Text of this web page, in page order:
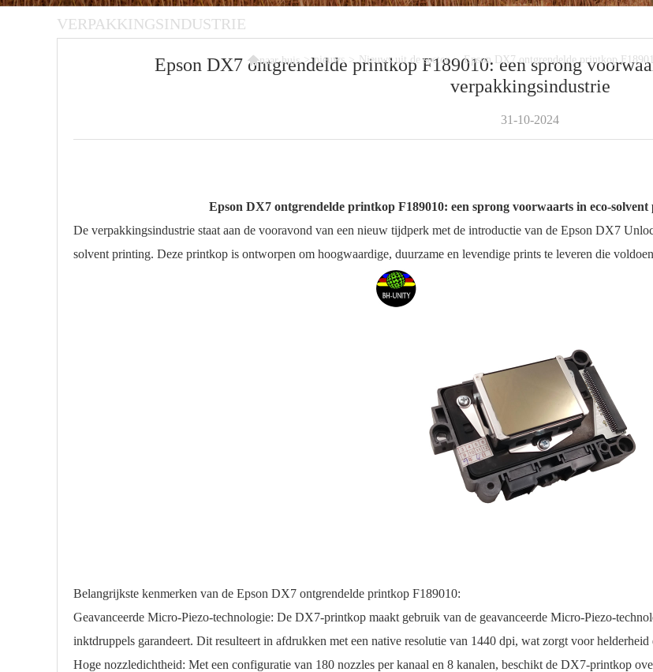
VERPAKKINGSINDUSTRIE
naar huis > nieuws > Nieuws uit de sector > Epson DX7 ontgrendelde printkop
Epson DX7 ontgrendelde printkop F189010: een sprong
verpakkingsindustrie
31-10-2024
Epson DX7 ontgrendelde printkop F189010: een sprong voorwaarts in eco-
De verpakkingsindustrie staat aan de vooravond van een nieuw tijdperk met de introductie van de Epson DX7
solvent printing. Deze printkop is ontworpen om hoogwaardige, duurzame en levendige prints te leveren die
Belangrijkste kenmerken van de Epson DX7 ontgrendelde printkop F189010:
Geavanceerde Micro-Piezo-technologie: De DX7-printkop maakt gebruik van de geavanceerde Micro-Piezo-
inktdruppels garandeert. Dit resulteert in afdrukken met een native resolutie van 1440 dpi, wat zorgt voor
Hoge nozzledichtheid: Met een configuratie van 180 nozzles per kanaal en 8 kanalen, beschikt de DX7-printkop